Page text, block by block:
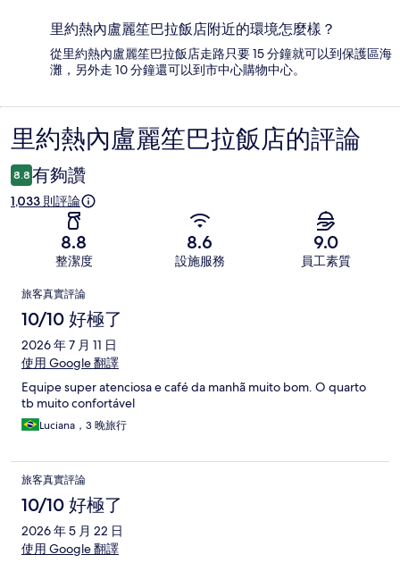
里約熱內盧麗笙巴拉飯店附近的環境怎麼樣？
從里約熱內盧麗笙巴拉飯店走路只要 15 分鐘就可以到保護區海
灘，另外走 10 分鐘還可以到市中心購物中心。
評
論
里約熱內盧麗笙巴拉飯店的評論
8.8 有夠讚
1,033 則評論
8.8
整潔度
8.6
設施服務
9.0
員工素質
評
論
旅客真實評論
10/10 好極了
2026 年 7 月 11 日
使用 Google 翻譯
Equipe super atenciosa e café da manhã muito bom. O quarto
tb muito confortável
Luciana，3 晚旅行
旅客真實評論
10/10 好極了
2026 年 5 月 22 日
使用 Google 翻譯